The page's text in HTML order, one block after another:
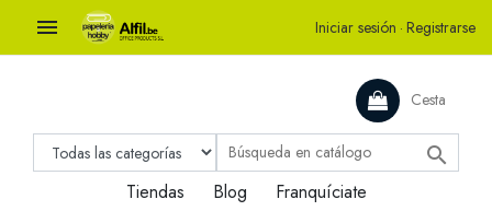
 Iniciar sesión · Registrarse
Cesta

Tiendas Blog Franquíciate